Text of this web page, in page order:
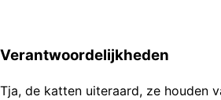
Verantwoordelijkheden
Tja, de katten uiteraard, ze houden